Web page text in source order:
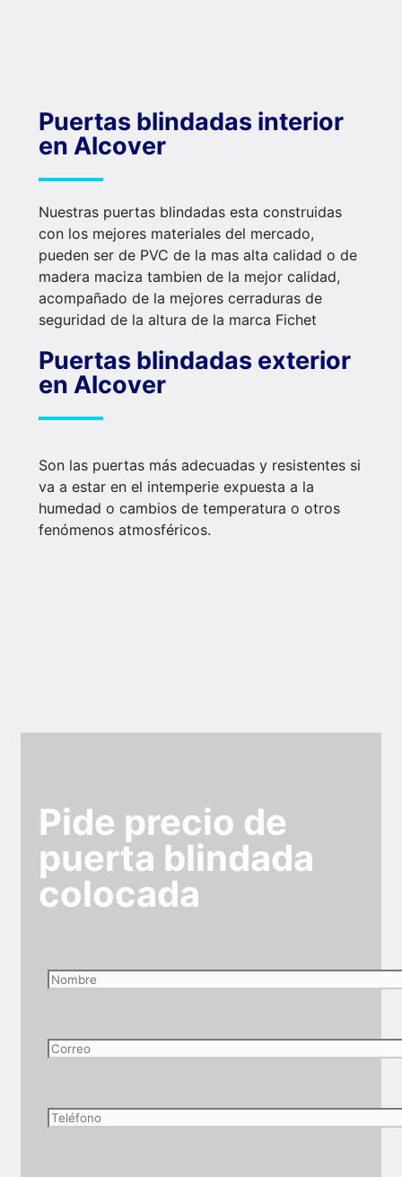
Puertas blindadas interior
en Alcover
Nuestras puertas blindadas esta construidas
con los mejores materiales del mercado,
pueden ser de PVC de la mas alta calidad o de
madera maciza tambien de la mejor calidad,
acompañado de la mejores cerraduras de
seguridad de la altura de la marca Fichet
Puertas blindadas exterior
en Alcover
Son las puertas más adecuadas y resistentes si
va a estar en el intemperie expuesta a la
humedad o cambios de temperatura o otros
fenómenos atmosféricos.
Pide precio de
puerta blindada
colocada